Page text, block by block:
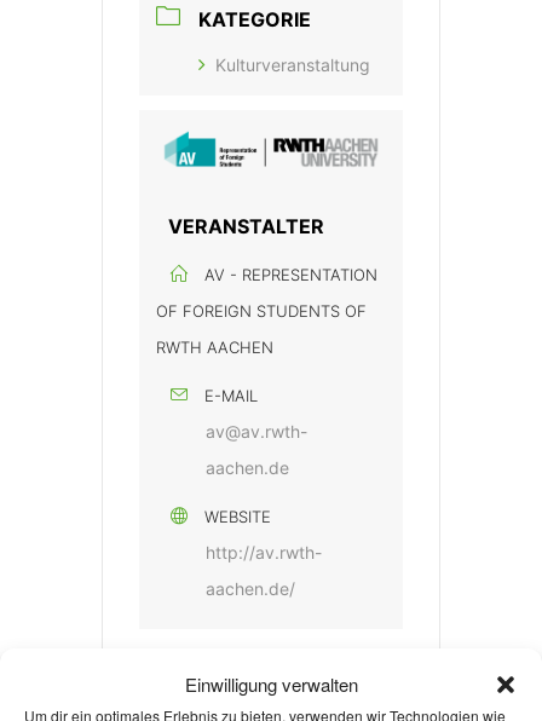
Einwilligung verwalten
Um dir ein optimales Erlebnis zu bieten, verwenden wir Technologien wie
KATEGORIE
Kulturveranstaltung
VERANSTALTER
AV - REPRESENTATION
OF FOREIGN STUDENTS OF
RWTH AACHEN
E-MAIL
av@av.rwth-
aachen.de
WEBSITE
http://av.rwth-
aachen.de/